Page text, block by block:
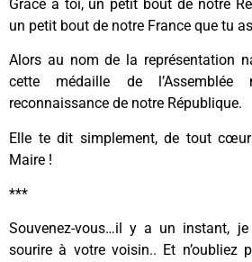
Grâce à toi, un petit bout de notre
un petit bout de notre France que tu
Alors au nom de la représentation
cette médaille de l’Assemblée
reconnaissance de notre République.
Elle te dit simplement, de tout
Maire !
***
Souvenez-vous…il y a un instant,
sourire à votre voisin.. Et n’oubliez